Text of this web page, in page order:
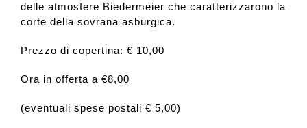
delle atmosfere Biedermeier che caratterizzarono la
corte della sovrana asburgica.
Prezzo di copertina: € 10,00
Ora in offerta a €8,00
(eventuali spese postali € 5,00)